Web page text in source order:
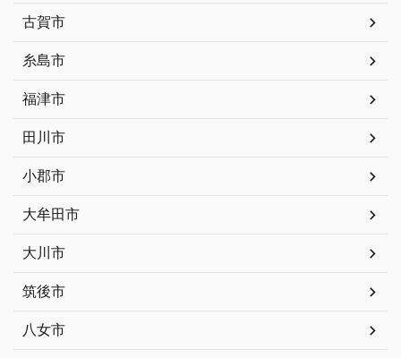
古賀市
糸島市
福津市
田川市
小郡市
大牟田市
大川市
筑後市
八女市